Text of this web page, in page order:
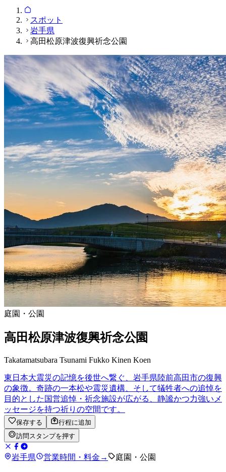
スポット
岩手県
高田松原津波復興祈念公園
庭園・公園
高田松原津波復興祈念公園
Takatamatsubara Tsunami Fukko Kinen Koen
東日本大震災の記憶を後世へ繋ぐ、岩手県陸前高田市の復興
の象徴。奇跡の一本松や震災遺構、そして犠牲者への追悼を
目的とした国営追悼・祈念施設が広がる、静謐かつ力強いメ
ッセージを持つ祈りの空間です。
保存する
行程に追加
訪問スタンプを押す
岩手県 営業時間・料金 → 庭園・公園